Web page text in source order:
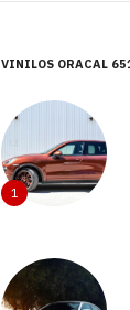
VINILOS ORACAL
1